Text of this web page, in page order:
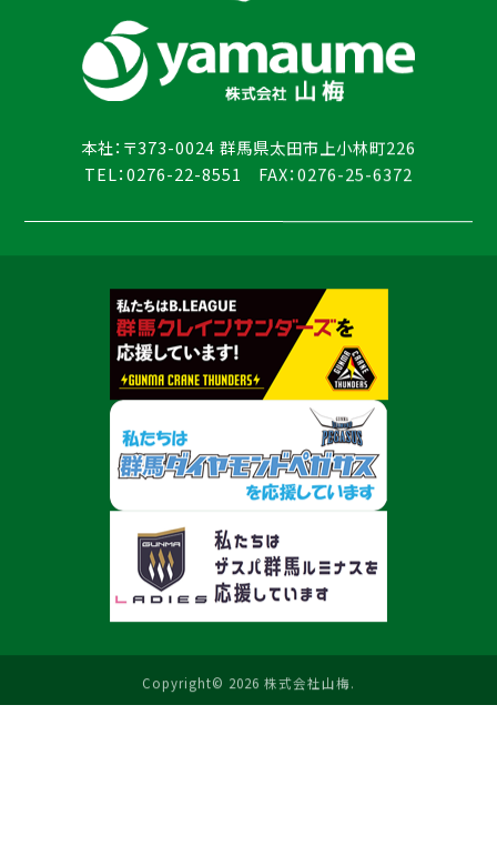
本社：〒373-0024 群馬県太田市上小林町226
TEL：0276-22-8551 FAX：0276-25-6372
Copyright© 2026 株式会社山梅.